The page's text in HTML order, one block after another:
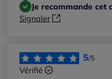
Notes les plus basses
Je recommande cet
Signaler
5/5
Vérifié